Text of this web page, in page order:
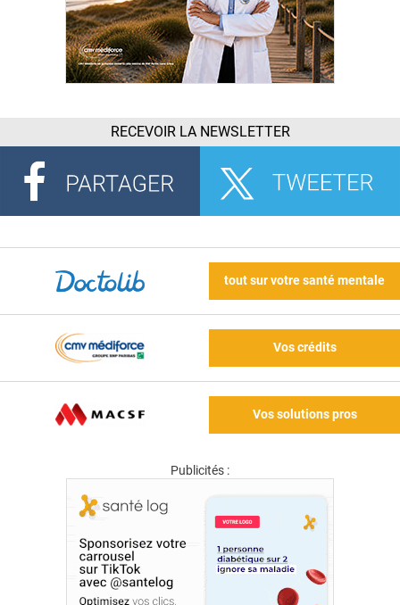
RECEVOIR LA NEWSLETTER
tout sur votre santé mentale
Vos crédits
Vos solutions pros
Publicités :